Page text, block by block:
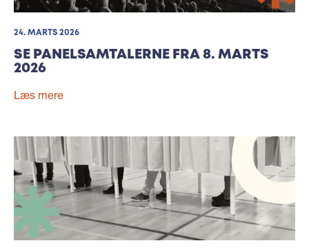
24. MARTS 2026
SE PANELSAMTALERNE FRA 8. MARTS
2026
Læs mere